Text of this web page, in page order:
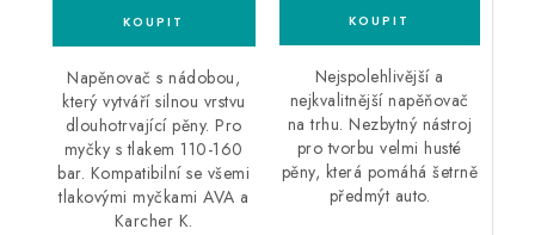
Napěnovač s nádobou,
který vytváří silnou vrstvu
dlouhotrvající pěny. Pro
myčky s tlakem 110-160
bar. Kompatibilní se všemi
tlakovými myčkami AVA a
Karcher K.
Nejspolehlivější a
nejkvalitnější napěňovač
na trhu. Nezbytný nástroj
pro tvorbu velmi husté
pěny, která pomáhá šetrně
předmýt auto.